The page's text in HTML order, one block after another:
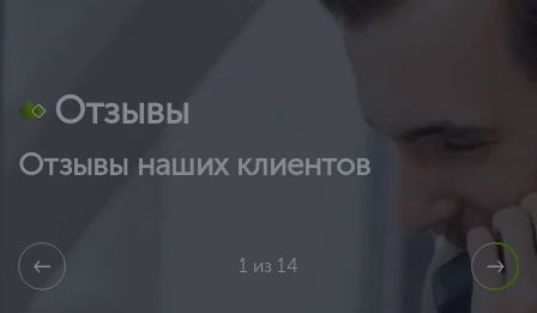
Отзывы
Отзывы наших клиентов
1 из 14